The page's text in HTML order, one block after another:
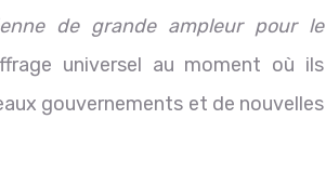
de grande ampleur pour le
universel au moment où ils
gouvernements et de nouvelles